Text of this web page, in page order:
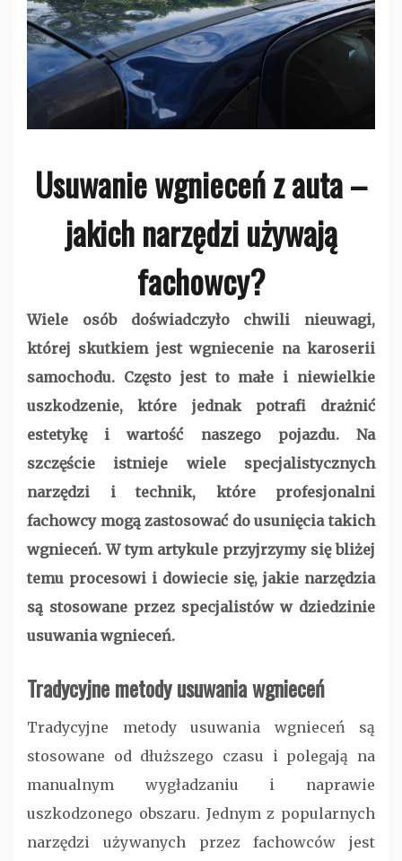
Usuwanie wgnieceń z auta –
jakich narzędzi używają
fachowcy?
Wiele osób doświadczyło chwili nieuwagi,
której skutkiem jest wgniecenie na karoserii
samochodu. Często jest to małe i niewielkie
uszkodzenie, które jednak potrafi drażnić
estetykę i wartość naszego pojazdu. Na
szczęście istnieje wiele specjalistycznych
narzędzi i technik, które profesjonalni
fachowcy mogą zastosować do usunięcia takich
wgnieceń. W tym artykule przyjrzymy się bliżej
temu procesowi i dowiecie się, jakie narzędzia
są stosowane przez specjalistów w dziedzinie
usuwania wgnieceń.
Tradycyjne metody usuwania wgnieceń
Tradycyjne metody usuwania wgnieceń są
stosowane od dłuższego czasu i polegają na
manualnym wygładzaniu i naprawie
uszkodzonego obszaru. Jednym z popularnych
narzędzi używanych przez fachowców jest